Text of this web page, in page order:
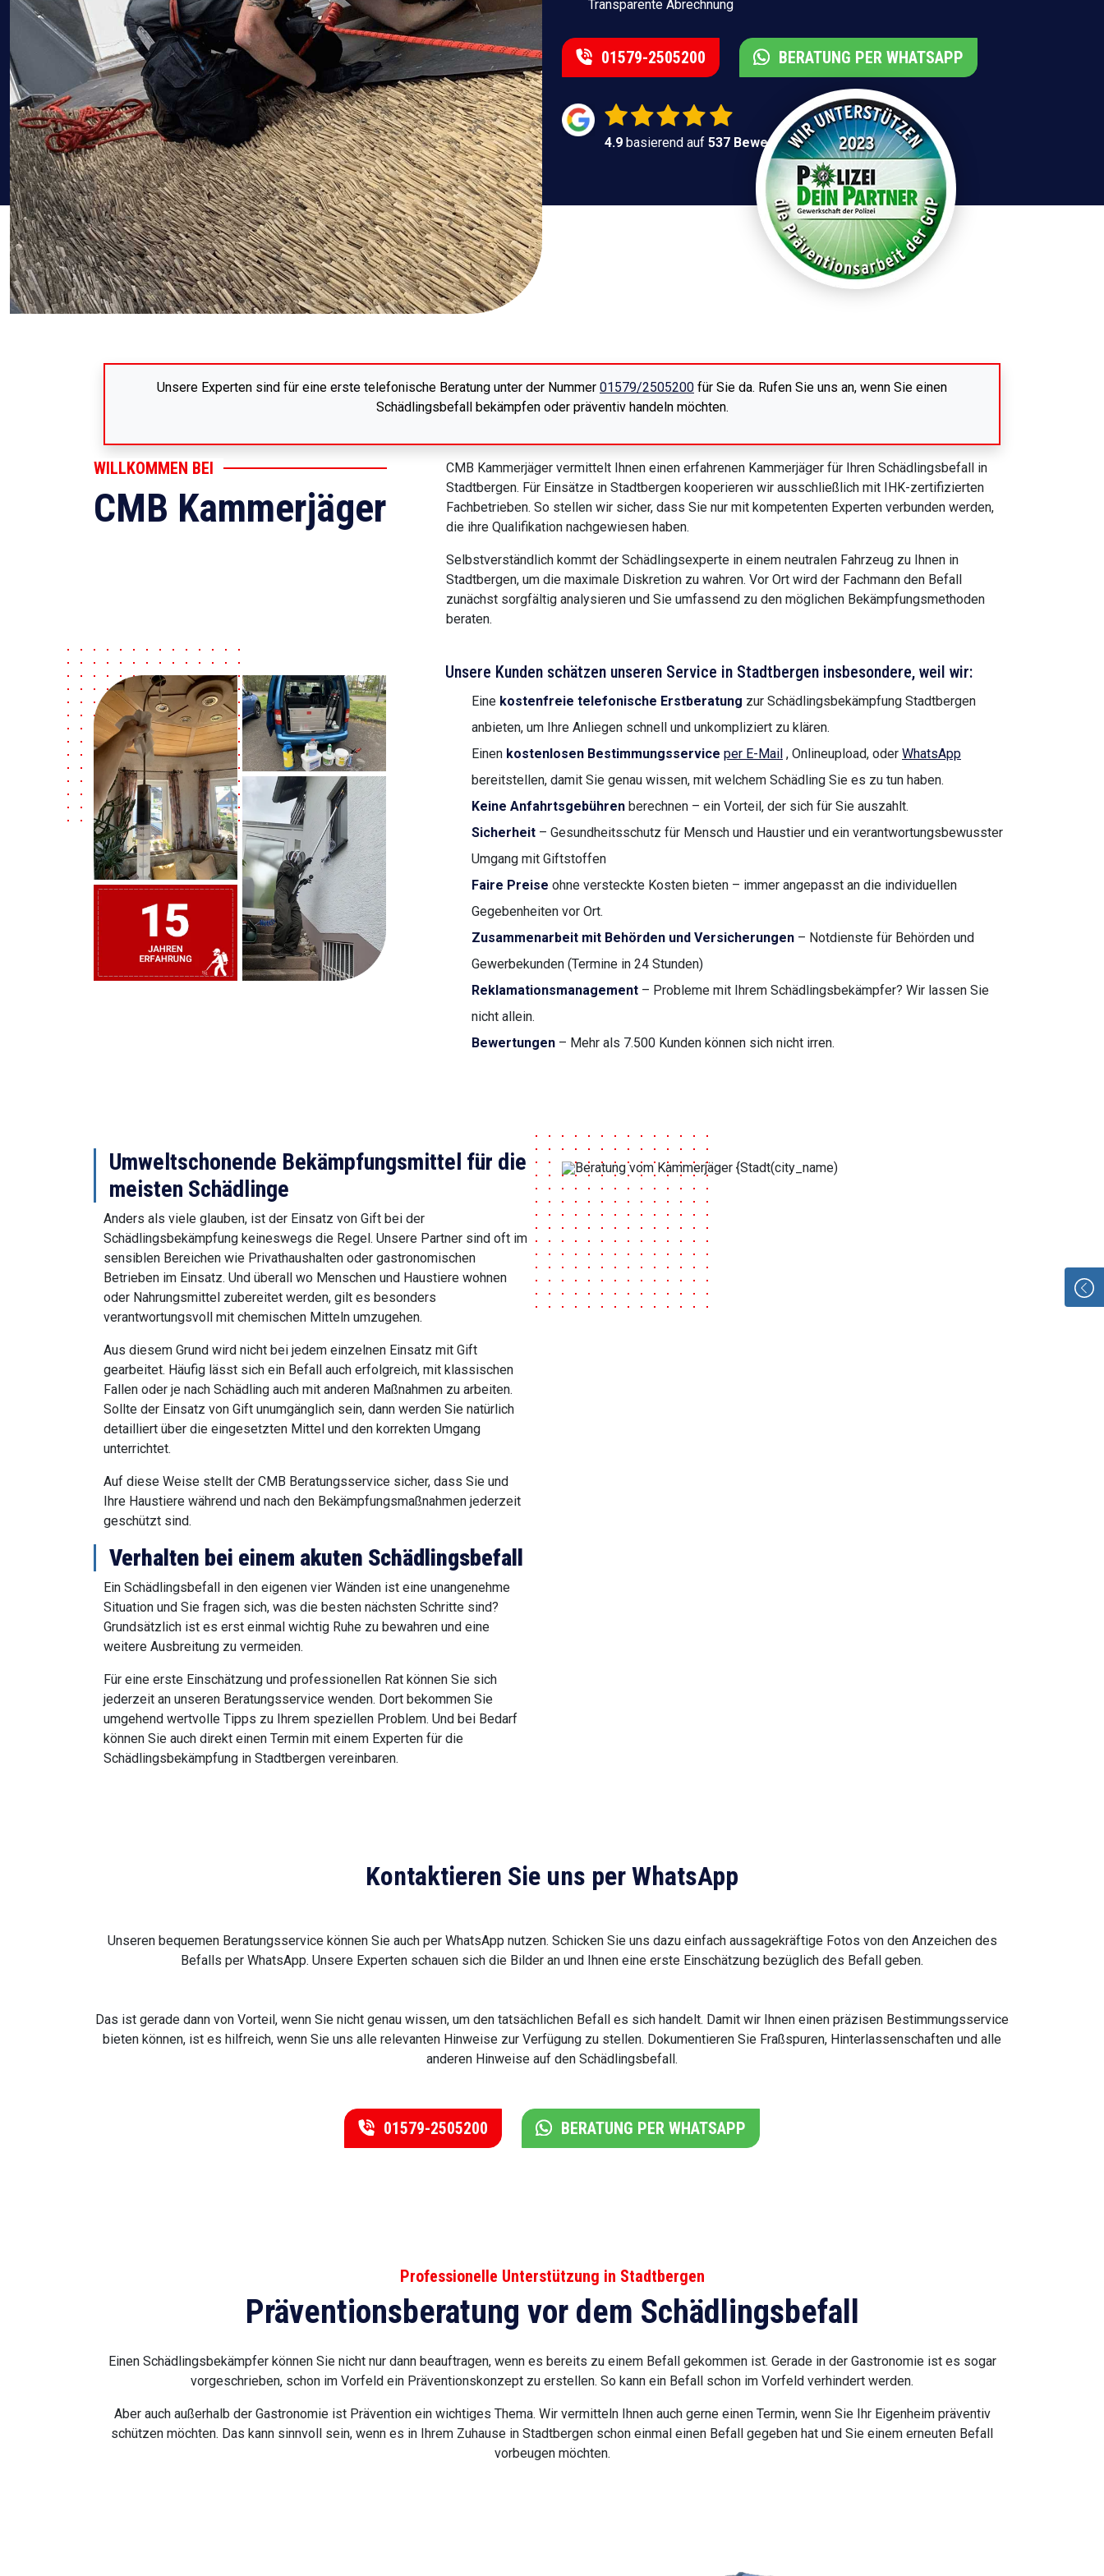
Transparente Abrechnung
01579-2505200 BERATUNG PER WHATSAPP
4.9 basierend auf 537 Bewertungen
Unsere Experten sind für eine erste telefonische Beratung unter der Nummer 01579/2505200 für Sie da. Rufen Sie uns an, wenn Sie einen
Schädlingsbefall bekämpfen oder präventiv handeln möchten.
WILLKOMMEN BEI
CMB Kammerjäger
CMB Kammerjäger vermittelt Ihnen einen erfahrenen Kammerjäger für Ihren Schädlingsbefall in
Stadtbergen. Für Einsätze in Stadtbergen kooperieren wir ausschließlich mit IHK-zertifizierten
Fachbetrieben. So stellen wir sicher, dass Sie nur mit kompetenten Experten verbunden werden,
die ihre Qualifikation nachgewiesen haben.
Selbstverständlich kommt der Schädlingsexperte in einem neutralen Fahrzeug zu Ihnen in
Stadtbergen, um die maximale Diskretion zu wahren. Vor Ort wird der Fachmann den Befall
zunächst sorgfältig analysieren und Sie umfassend zu den möglichen Bekämpfungsmethoden
beraten.
Unsere Kunden schätzen unseren Service in Stadtbergen insbesondere, weil wir:
Eine kostenfreie telefonische Erstberatung zur Schädlingsbekämpfung Stadtbergen
anbieten, um Ihre Anliegen schnell und unkompliziert zu klären.
Einen kostenlosen Bestimmungsservice per E-Mail , Onlineupload, oder WhatsApp
bereitstellen, damit Sie genau wissen, mit welchem Schädling Sie es zu tun haben.
Keine Anfahrtsgebühren berechnen – ein Vorteil, der sich für Sie auszahlt.
Sicherheit – Gesundheitsschutz für Mensch und Haustier und ein verantwortungsbewusster
Umgang mit Giftstoffen
Faire Preise ohne versteckte Kosten bieten – immer angepasst an die individuellen
Gegebenheiten vor Ort.
Zusammenarbeit mit Behörden und Versicherungen – Notdienste für Behörden und
Gewerbekunden (Termine in 24 Stunden)
Reklamationsmanagement – Probleme mit Ihrem Schädlingsbekämpfer? Wir lassen Sie
nicht allein.
Bewertungen – Mehr als 7.500 Kunden können sich nicht irren.
Umweltschonende Bekämpfungsmittel für die
meisten Schädlinge
Anders als viele glauben, ist der Einsatz von Gift bei der
Schädlingsbekämpfung keineswegs die Regel. Unsere Partner sind oft im
sensiblen Bereichen wie Privathaushalten oder gastronomischen
Betrieben im Einsatz. Und überall wo Menschen und Haustiere wohnen
oder Nahrungsmittel zubereitet werden, gilt es besonders
verantwortungsvoll mit chemischen Mitteln umzugehen.
Aus diesem Grund wird nicht bei jedem einzelnen Einsatz mit Gift
gearbeitet. Häufig lässt sich ein Befall auch erfolgreich, mit klassischen
Fallen oder je nach Schädling auch mit anderen Maßnahmen zu arbeiten.
Sollte der Einsatz von Gift unumgänglich sein, dann werden Sie natürlich
detailliert über die eingesetzten Mittel und den korrekten Umgang
unterrichtet.
Auf diese Weise stellt der CMB Beratungsservice sicher, dass Sie und
Ihre Haustiere während und nach den Bekämpfungsmaßnahmen jederzeit
geschützt sind.
Verhalten bei einem akuten Schädlingsbefall
Ein Schädlingsbefall in den eigenen vier Wänden ist eine unangenehme
Situation und Sie fragen sich, was die besten nächsten Schritte sind?
Grundsätzlich ist es erst einmal wichtig Ruhe zu bewahren und eine
weitere Ausbreitung zu vermeiden.
Für eine erste Einschätzung und professionellen Rat können Sie sich
jederzeit an unseren Beratungsservice wenden. Dort bekommen Sie
umgehend wertvolle Tipps zu Ihrem speziellen Problem. Und bei Bedarf
können Sie auch direkt einen Termin mit einem Experten für die
Schädlingsbekämpfung in Stadtbergen vereinbaren.
Kontaktieren Sie uns per WhatsApp
Unseren bequemen Beratungsservice können Sie auch per WhatsApp nutzen. Schicken Sie uns dazu einfach aussagekräftige Fotos von den Anzeichen des
Befalls per WhatsApp. Unsere Experten schauen sich die Bilder an und Ihnen eine erste Einschätzung bezüglich des Befall geben.
Das ist gerade dann von Vorteil, wenn Sie nicht genau wissen, um den tatsächlichen Befall es sich handelt. Damit wir Ihnen einen präzisen Bestimmungsservice
bieten können, ist es hilfreich, wenn Sie uns alle relevanten Hinweise zur Verfügung zu stellen. Dokumentieren Sie Fraßspuren, Hinterlassenschaften und alle
anderen Hinweise auf den Schädlingsbefall.
01579-2505200 BERATUNG PER WHATSAPP
Professionelle Unterstützung in Stadtbergen
Präventionsberatung vor dem Schädlingsbefall
Einen Schädlingsbekämpfer können Sie nicht nur dann beauftragen, wenn es bereits zu einem Befall gekommen ist. Gerade in der Gastronomie ist es sogar
vorgeschrieben, schon im Vorfeld ein Präventionskonzept zu erstellen. So kann ein Befall schon im Vorfeld verhindert werden.
Aber auch außerhalb der Gastronomie ist Prävention ein wichtiges Thema. Wir vermitteln Ihnen auch gerne einen Termin, wenn Sie Ihr Eigenheim präventiv
schützen möchten. Das kann sinnvoll sein, wenn es in Ihrem Zuhause in Stadtbergen schon einmal einen Befall gegeben hat und Sie einem erneuten Befall
vorbeugen möchten.